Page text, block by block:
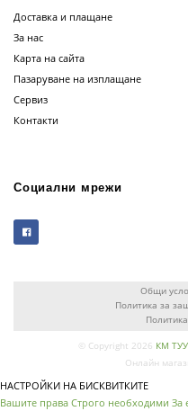
Доставка и плащане
За нас
Карта на сайта
Пазаруване на изплащане
Сервиз
Контакти
Социални мрежи
Общи
Политика за
© Copyright 2026 КМ
Онлайн
НАСТРОЙКИ НА БИСКВИТКИТЕ
Вашите права Строго необходими За